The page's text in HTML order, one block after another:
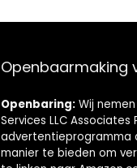
Openbaarmaking
Openbaring: Wij
Services LLC
advertentieprogramma
manier te bieden om